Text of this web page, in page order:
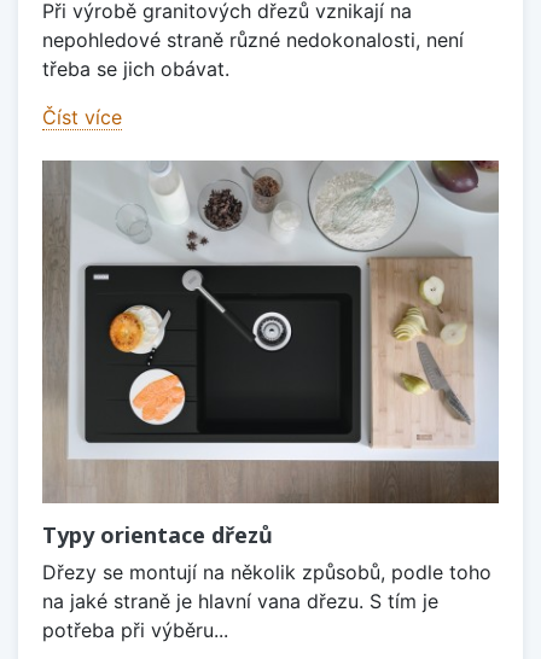
Při výrobě granitových dřezů vznikají na
nepohledové straně různé nedokonalosti, není
třeba se jich obávat.
Číst více
Typy orientace dřezů
Dřezy se montují na několik způsobů, podle toho
na jaké straně je hlavní vana dřezu. S tím je
potřeba při výběru...